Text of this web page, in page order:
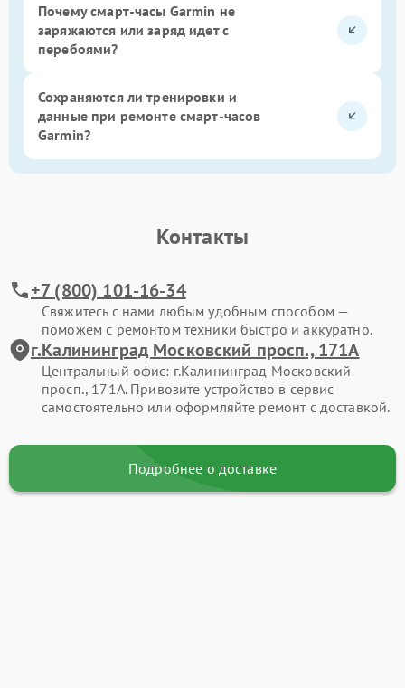
Почему смарт-часы Garmin не
заряжаются или заряд идет с
перебоями?
Сохраняются ли тренировки и
данные при ремонте смарт-часов
Garmin?
Контакты
+7 (800) 101-16-34
Свяжитесь с нами любым удобным способом —
поможем с ремонтом техники быстро и аккуратно.
г.Калининград Московский просп., 171А
Центральный офис: г.Калининград Московский
просп., 171А. Привозите устройство в сервис
самостоятельно или оформляйте ремонт с доставкой.
Подробнее о доставке